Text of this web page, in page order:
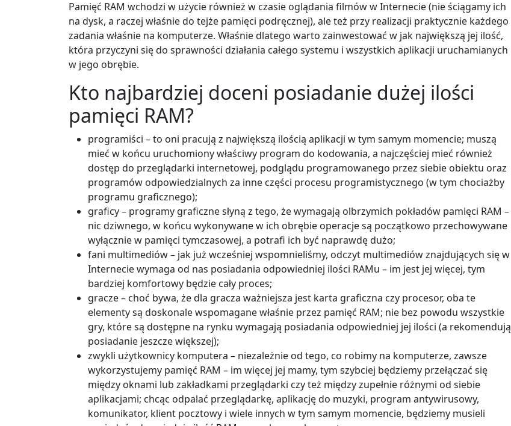
Pamięć RAM wchodzi w użycie również w czasie oglądania filmów w Internecie (nie ściągamy ich
na dysk, a raczej właśnie do tejże pamięci podręcznej), ale też przy realizacji praktycznie każdego
zadania właśnie na komputerze. Właśnie dlatego warto zainwestować w jak największą jej ilość,
która przyczyni się do sprawności działania całego systemu i wszystkich aplikacji uruchamianych
w jego obrębie.
Kto najbardziej doceni posiadanie dużej ilości
pamięci RAM?
programiści – to oni pracują z największą ilością aplikacji w tym samym momencie; muszą
mieć w końcu uruchomiony właściwy program do kodowania, a najczęściej mieć również
dostęp do przeglądarki internetowej, podglądu programowanego przez siebie obiektu oraz
programów odpowiedzialnych za inne części procesu programistycznego (w tym chociażby
programu graficznego);
graficy – programy graficzne słyną z tego, że wymagają olbrzymich pokładów pamięci RAM –
nic dziwnego, w końcu wykonywane w ich obrębie operacje są początkowo przechowywane
wyłącznie w pamięci tymczasowej, a potrafi ich być naprawdę dużo;
fani multimediów – jak już wcześniej wspomnieliśmy, odczyt multimediów znajdujących się w
Internecie wymaga od nas posiadania odpowiedniej ilości RAMu – im jest jej więcej, tym
bardziej komfortowy będzie cały proces;
gracze – choć bywa, że dla gracza ważniejsza jest karta graficzna czy procesor, oba te
elementy są doskonale wspomagane właśnie przez pamięć RAM; nie bez powodu wszystkie
gry, które są dostępne na rynku wymagają posiadania odpowiedniej jej ilości (a rekomendują
posiadanie jeszcze większej);
zwykli użytkownicy komputera – niezależnie od tego, co robimy na komputerze, zawsze
wykorzystujemy pamięć RAM – im więcej jej mamy, tym szybciej będziemy przełączać się
między oknami lub zakładkami przeglądarki czy też między zupełnie różnymi od siebie
aplikacjami; chcąc odpalać przeglądarkę, aplikację do muzyki, program antywirusowy,
komunikator, klient pocztowy i wiele innych w tym samym momencie, będziemy musieli